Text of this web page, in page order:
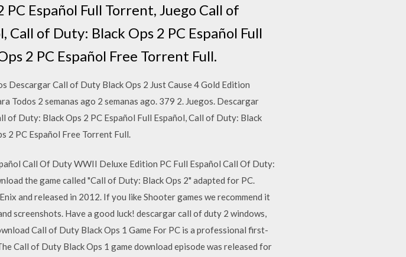
Español Full Torrent, Juego Call of
Call of Duty: Black Ops 2 PC Español Full
2 PC Español Free Torrent Full.
Call of Duty Black Ops 2 Just Cause 4 Gold Edition
Todos 2 semanas ago 2 semanas ago. 379 2. Juegos. Descargar
of Duty: Black Ops 2 PC Español Full Español, Call of Duty: Black
2 PC Español Free Torrent Full.
Call Of Duty WWII Deluxe Edition PC Full Español Call Of Duty:
the game called "Call of Duty: Black Ops 2" adapted for PC.
and released in 2012. If you like Shooter games we recommend it
screenshots. Have a good luck! descargar call of duty 2 windows,
Call of Duty Black Ops 1 Game For PC is a professional first-
Call of Duty Black Ops 1 game download episode was released for